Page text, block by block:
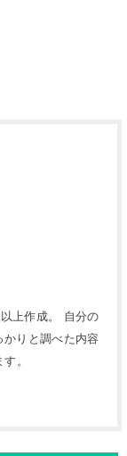
上作成。 自分の
かりと調べた内容
。